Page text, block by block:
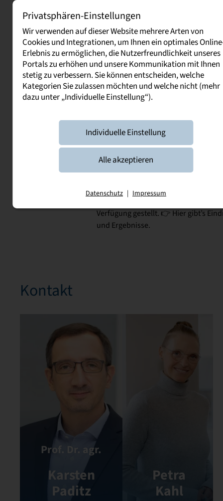
News
10. Oktober 2025
Sensorik live erleben:
verkosten Koa Pure
(Kakaofruchtsaft)
unsere Studierenden den
Pure nach DIN 10969 – mit
fruchtigen Aromen von Litschi,
den Studierenden erstelltes Spider
einen Blick. Die Verkostungsproben
Verfügung gestellt. 👉 Hier gibt’s
und Ergebnisse.
Kontakt
Prof. Dr. agr.
Karsten
Paditz
Petra
Kahl
Privatsphären-Einstellungen
Wir verwenden auf dieser Website mehrere Arten von
Cookies und Integrationen, um Ihnen ein optimales
Erlebnis zu ermöglichen, die Nutzerfreundlichkeit unseres
Portals zu erhöhen und unsere Kommunikation mit Ihnen
stetig zu verbessern. Sie können entscheiden, welche
Kategorien Sie zulassen möchten und welche nicht (mehr
dazu unter „Individuelle Einstellung“).
Individuelle Einstellung
Alle akzeptieren
Datenschutz | Impressum